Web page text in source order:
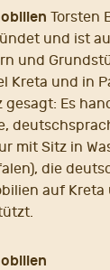
Torsten
und ist
und
Kreta und in
gesagt: Es
mit Sitz in
die
auf Kreta